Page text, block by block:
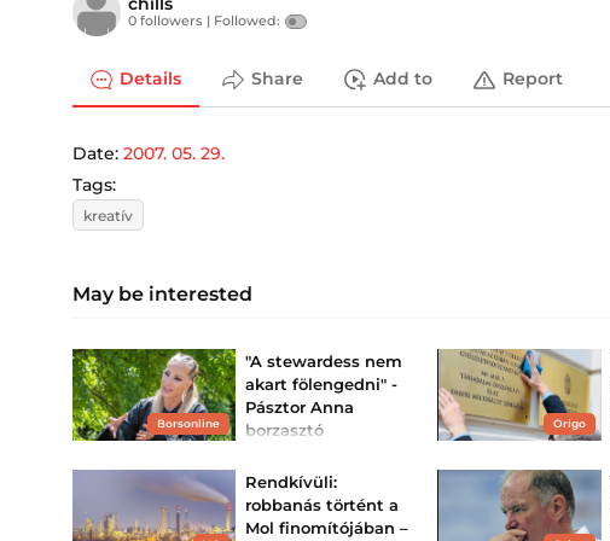
0 followers | Followed:
Details Share Add to Report
Date: 2007. 05. 29.
Tags:
kreatív
May be interested
Borsonline
"A stewardess nem
akart fölengedni" -
Pásztor Anna
borzasztó
repülőn
Gyerekkel utazni sosem
egyszerű, pláne
repülőgépen.
Origo
Rendkívüli:
robbanás történt a
Mol finomítójában –